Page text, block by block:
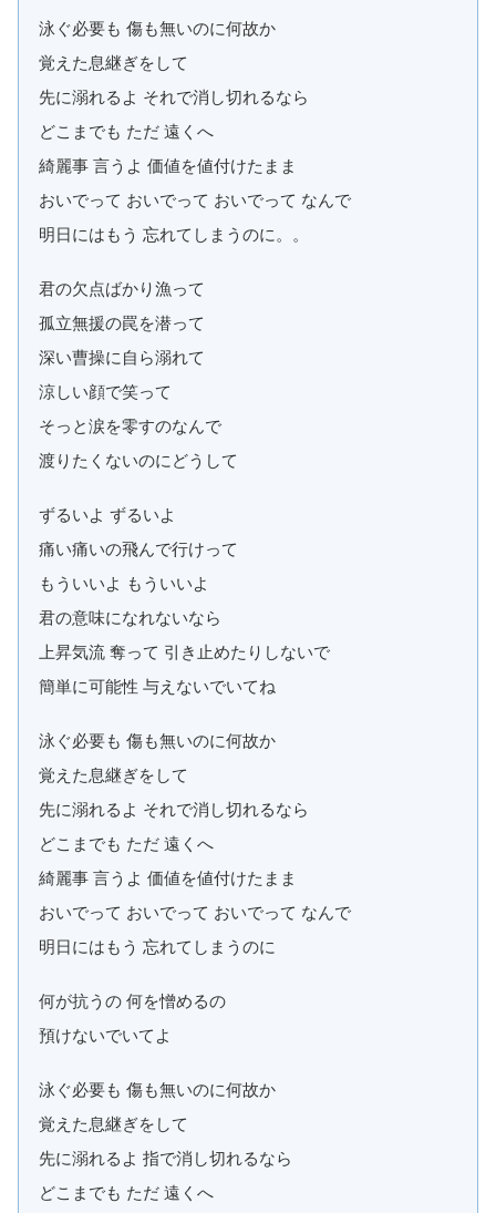
泳ぐ必要も 傷も無いのに何故か
覚えた息継ぎをして
先に溺れるよ それで消し切れるなら
どこまでも ただ 遠くへ
綺麗事 言うよ 価値を値付けたまま
おいでって おいでって おいでって なんで
明日にはもう 忘れてしまうのに。。
君の欠点ばかり漁って
孤立無援の罠を潜って
深い曹操に自ら溺れて
涼しい顔で笑って
そっと涙を零すのなんで
渡りたくないのにどうして
ずるいよ ずるいよ
痛い痛いの飛んで行けって
もういいよ もういいよ
君の意味になれないなら
上昇気流 奪って 引き止めたりしないで
簡単に可能性 与えないでいてね
泳ぐ必要も 傷も無いのに何故か
覚えた息継ぎをして
先に溺れるよ それで消し切れるなら
どこまでも ただ 遠くへ
綺麗事 言うよ 価値を値付けたまま
おいでって おいでって おいでって なんで
明日にはもう 忘れてしまうのに
何が抗うの 何を憎めるの
預けないでいてよ
泳ぐ必要も 傷も無いのに何故か
覚えた息継ぎをして
先に溺れるよ 指で消し切れるなら
どこまでも ただ 遠くへ